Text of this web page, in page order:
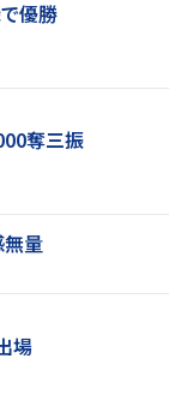
優勝
奪三振
無量
場